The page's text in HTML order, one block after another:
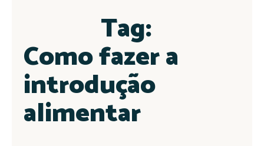
Tag:
Como fazer a
introdução
alimentar